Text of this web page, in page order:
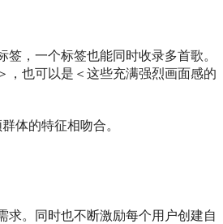
，一个标签也能同时收录多首歌。
也可以是＜这些充满强烈画面感的
体的特征相吻合。
。同时也不断激励每个用户创建自